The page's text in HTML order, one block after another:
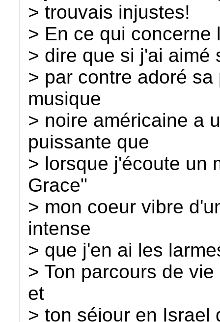
> trouvais injustes!
> En ce qui
> dire que si j'ai aimé
> par contre adoré
musique
> noire américaine a
puissante que
> lorsque j'écoute un
Grace"
> mon coeur vibre
intense
> que j'en ai les
> Ton parcours de
et
> ton séjour en Israel